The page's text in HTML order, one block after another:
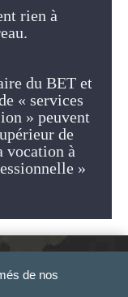
rien à
du BET et
« services
» peuvent
de
vocation à
»
de nos